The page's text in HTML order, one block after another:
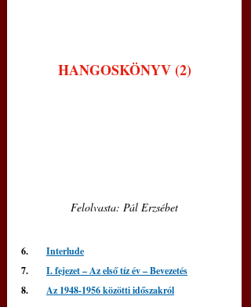
HANGOSKÖNYV (2)
Felolvasta: Pál Erzsébet
6. Interlude
7. I. fejezet – Az első tíz év – Bevezetés
8. Az 1948-1956 közötti időszakról